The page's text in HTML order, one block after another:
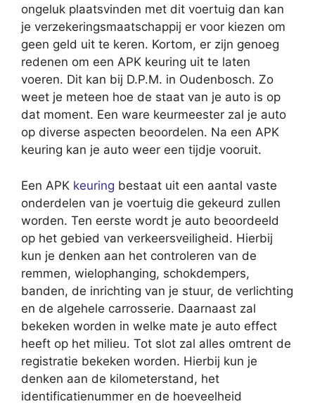
ongeluk plaatsvinden met dit voertuig dan kan
je verzekeringsmaatschappij er voor kiezen om
geen geld uit te keren. Kortom, er zijn genoeg
redenen om een APK keuring uit te laten
voeren. Dit kan bij D.P.M. in Oudenbosch. Zo
weet je meteen hoe de staat van je auto is op
dat moment. Een ware keurmeester zal je auto
op diverse aspecten beoordelen. Na een APK
keuring kan je auto weer een tijdje vooruit.
Een APK keuring bestaat uit een aantal vaste
onderdelen van je voertuig die gekeurd zullen
worden. Ten eerste wordt je auto beoordeeld
op het gebied van verkeersveiligheid. Hierbij
kun je denken aan het controleren van de
remmen, wielophanging, schokdempers,
banden, de inrichting van je stuur, de verlichting
en de algehele carrosserie. Daarnaast zal
bekeken worden in welke mate je auto effect
heeft op het milieu. Tot slot zal alles omtrent de
registratie bekeken worden. Hierbij kun je
denken aan de kilometerstand, het
identificatienummer en de hoeveelheid